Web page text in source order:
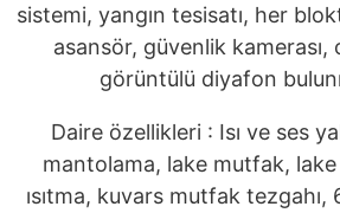
sistemi, yangın tesisatı, her
asansör, güvenlik kamerası,
görüntülü diyafon
Daire özellikleri : Isı ve ses
mantolama, lake mutfak, lake
ısıtma, kuvars mutfak